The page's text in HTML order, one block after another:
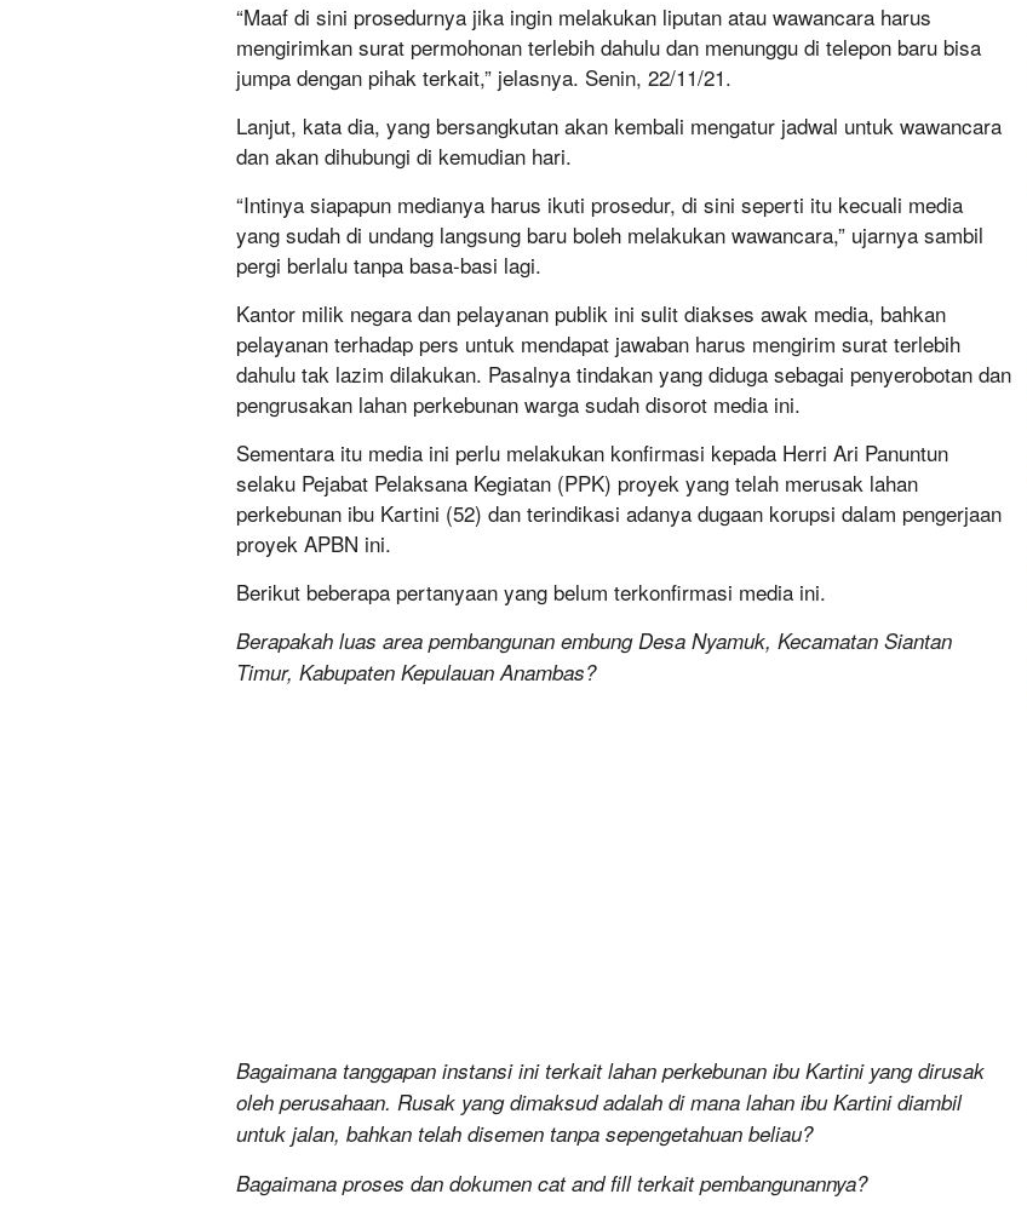
“Maaf di sini prosedurnya jika ingin melakukan liputan atau wawancara harus
mengirimkan surat permohonan terlebih dahulu dan menunggu di telepon baru bisa
jumpa dengan pihak terkait,” jelasnya. Senin, 22/11/21.
Lanjut, kata dia, yang bersangkutan akan kembali mengatur jadwal untuk wawancara
dan akan dihubungi di kemudian hari.
“Intinya siapapun medianya harus ikuti prosedur, di sini seperti itu kecuali media
yang sudah di undang langsung baru boleh melakukan wawancara,” ujarnya sambil
pergi berlalu tanpa basa-basi lagi.
Kantor milik negara dan pelayanan publik ini sulit diakses awak media, bahkan
pelayanan terhadap pers untuk mendapat jawaban harus mengirim surat terlebih
dahulu tak lazim dilakukan. Pasalnya tindakan yang diduga sebagai penyerobotan dan
pengrusakan lahan perkebunan warga sudah disorot media ini.
Sementara itu media ini perlu melakukan konfirmasi kepada Herri Ari Panuntun
selaku Pejabat Pelaksana Kegiatan (PPK) proyek yang telah merusak lahan
perkebunan ibu Kartini (52) dan terindikasi adanya dugaan korupsi dalam pengerjaan
proyek APBN ini.
Berikut beberapa pertanyaan yang belum terkonfirmasi media ini.
Berapakah luas area pembangunan embung Desa Nyamuk, Kecamatan Siantan
Timur, Kabupaten Kepulauan Anambas?
Bagaimana tanggapan instansi ini terkait lahan perkebunan ibu Kartini yang dirusak
oleh perusahaan. Rusak yang dimaksud adalah di mana lahan ibu Kartini diambil
untuk jalan, bahkan telah disemen tanpa sepengetahuan beliau?
Bagaimana proses dan dokumen cat and fill terkait pembangunannya?